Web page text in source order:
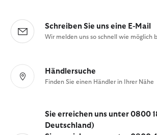
Schreiben Sie uns eine E-Mail
Wir melden uns so schnell wie möglich
Händlersuche
Finden Sie einen Händler in Ihrer Nähe
Sie erreichen uns unter 0800
Deutschland)